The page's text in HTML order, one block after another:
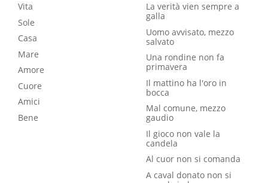
Vita
Sole
Casa
Mare
Amore
Cuore
Amici
Bene
La verità vien sempre a
galla
Uomo avvisato, mezzo
salvato
Una rondine non fa
primavera
Il mattino ha l'oro in
bocca
Mal comune, mezzo
gaudio
Il gioco non vale la
candela
Al cuor non si comanda
A caval donato non si